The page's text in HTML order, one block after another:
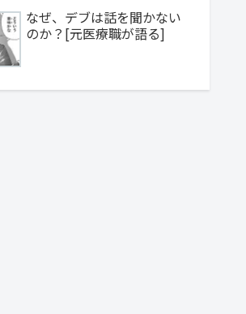
なぜ、デブは話を聞かない
のか？[元医療職が語る]